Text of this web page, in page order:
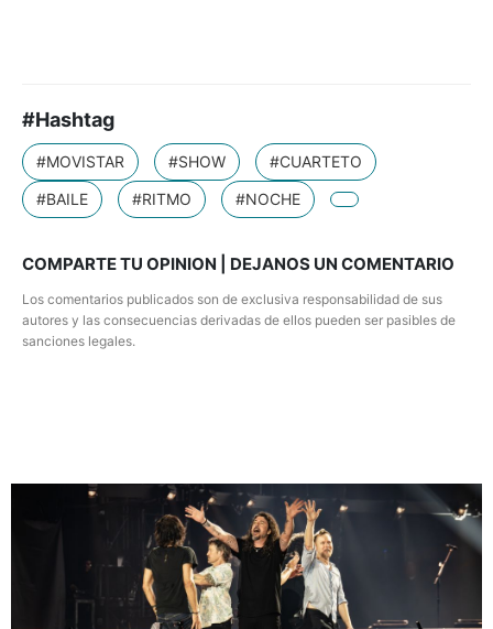
#Hashtag
#MOVISTAR #SHOW
#CUARTETO
#BAILE
#RITMO #NOCHE
COMPARTE TU OPINION | DEJANOS UN COMENTARIO
Los comentarios publicados son de exclusiva responsabilidad de sus
autores y las consecuencias derivadas de ellos pueden ser pasibles de
sanciones legales.